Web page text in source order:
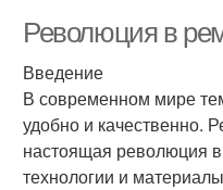
Революция в
Введение
В современном мире
удобно и качественно.
настоящая революция
технологии и